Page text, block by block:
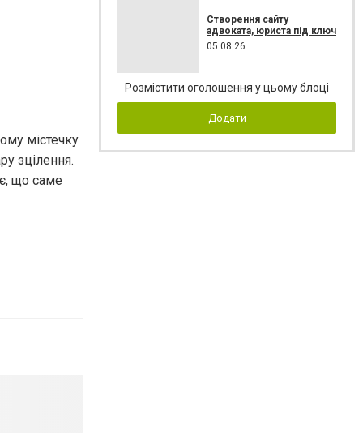
містечку
зцілення.
що саме
Створення сайту
адвоката, юриста під ключ
05.08.26
Розмістити оголошення у цьому блоці
Додати